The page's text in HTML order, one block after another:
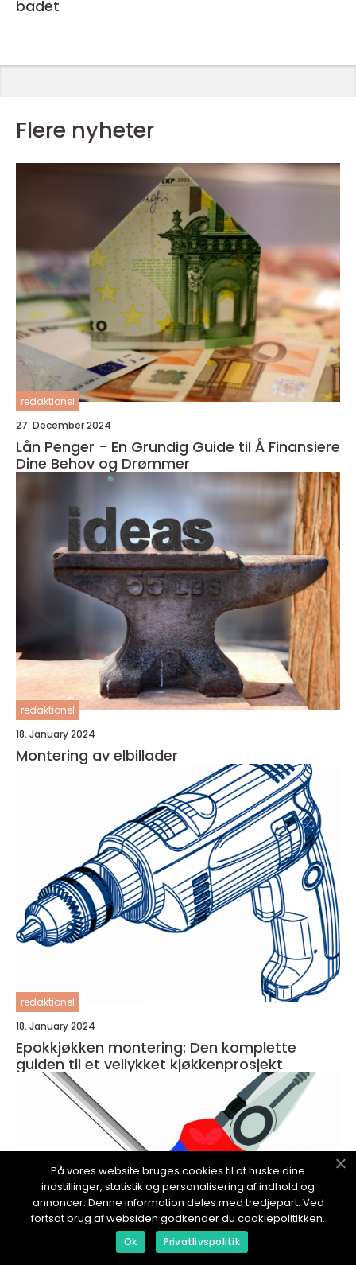
badet
Flere nyheter
redaktionel
27. December 2024
Lån Penger - En Grundig Guide til Å Finansiere
Dine Behov og Drømmer
redaktionel
18. January 2024
Montering av elbillader
redaktionel
18. January 2024
Epokkjøkken montering: Den komplette
guiden til et vellykket kjøkkenprosjekt
På vores website bruges cookies til at huske dine
indstillinger, statistik og personalisering af indhold og
annoncer. Denne information deles med tredjepart. Ved
fortsat brug af websiden godkender du cookiepolitikken.
Ok Privatlivspolitik